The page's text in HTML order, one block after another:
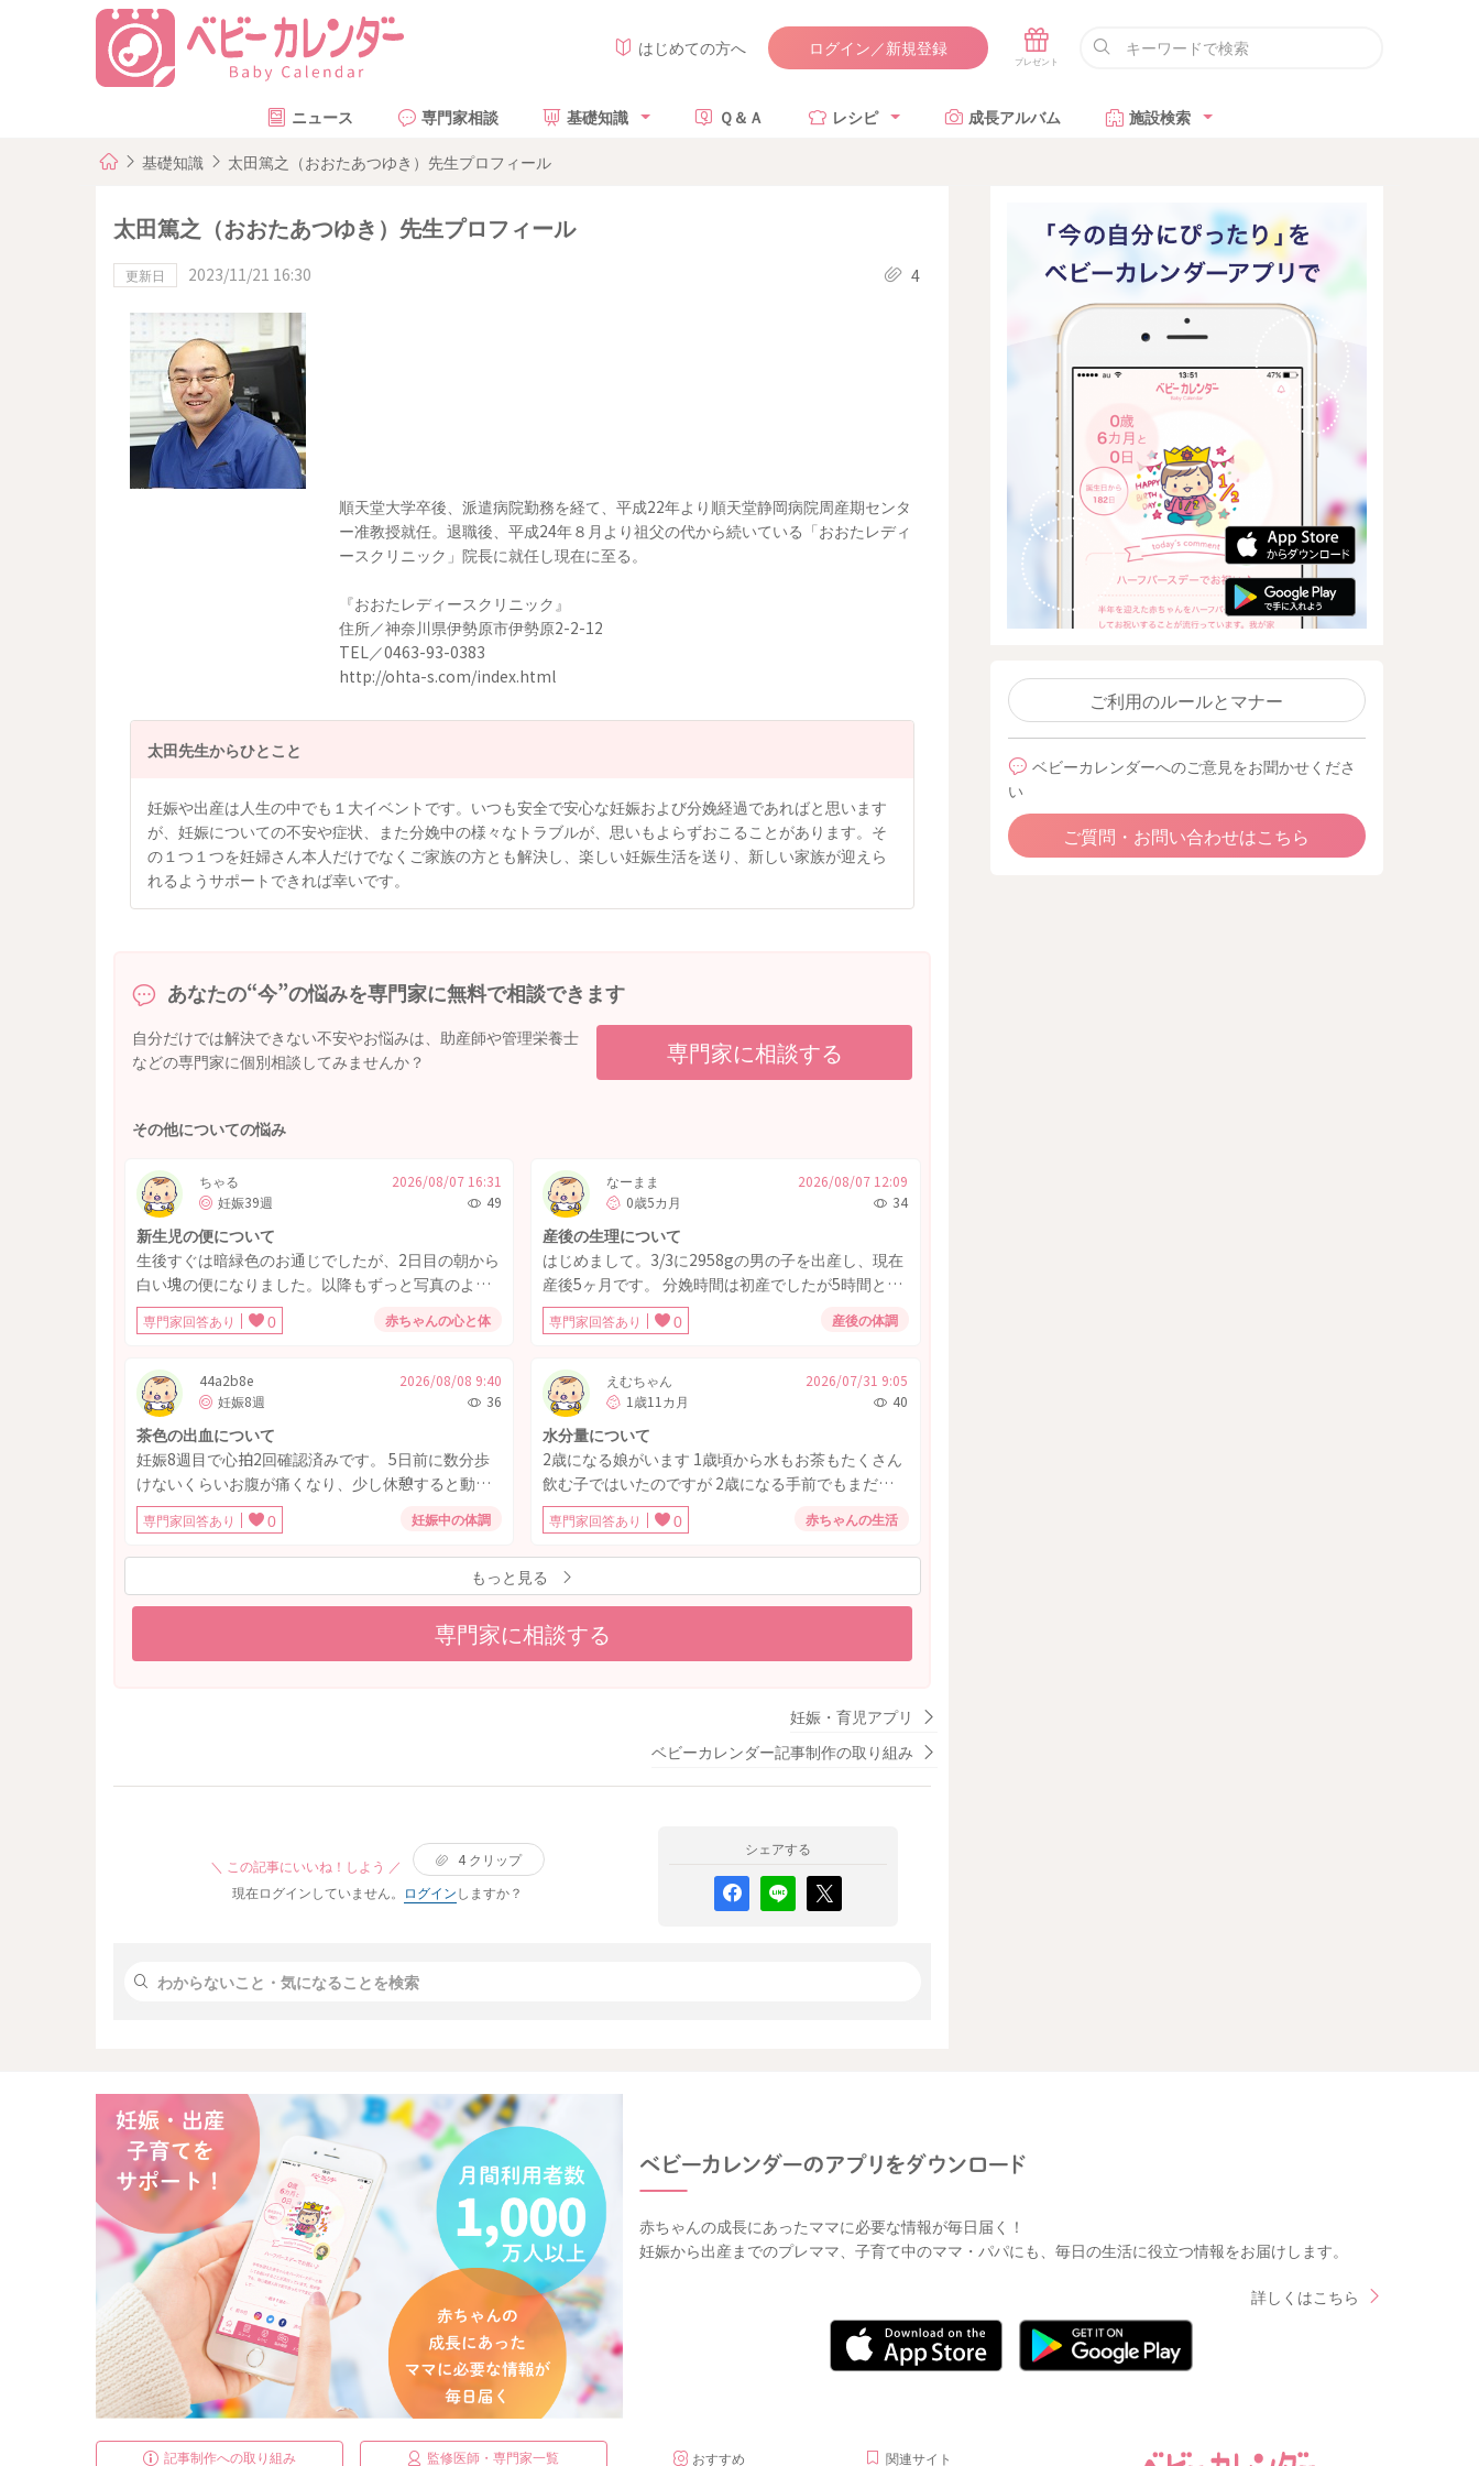
はじめての方へ ログイン／新規登録
ニュース 専門家相談 基礎知識 Ｑ＆Ａ レシピ 成長アルバム 施設検索
基礎知識 太田篤之（おおたあつゆき）先生プロフィール
太田篤之（おおたあつゆき）先生プロフィール
更新日 2023/11/21 16:30 4
順天堂大学卒後、派遣病院勤務を経て、平成22年より順天堂静岡病院周産期センタ
ー准教授就任。退職後、平成24年８月より祖父の代から続いている「おおたレディ
ースクリニック」院長に就任し現在に至る。
『おおたレディースクリニック』
住所／神奈川県伊勢原市伊勢原2-2-12
TEL／0463-93-0383
http://ohta-s.com/index.html
太田先生からひとこと
妊娠や出産は人生の中でも１大イベントです。いつも安全で安心な妊娠および分娩経過であればと思います
が、妊娠についての不安や症状、また分娩中の様々なトラブルが、思いもよらずおこることがあります。そ
の１つ１つを妊婦さん本人だけでなくご家族の方とも解決し、楽しい妊娠生活を送り、新しい家族が迎えら
れるようサポートできれば幸いです。
あなたの“今”の悩みを専門家に無料で相談できます
自分だけでは解決できない不安やお悩みは、助産師や管理栄養士
などの専門家に個別相談してみませんか？
専門家に相談する
その他についての悩み
ちゃる
妊娠39週
2026/08/07 16:31
49
新生児の便について
生後すぐは暗緑色のお通じでしたが、2日目の朝から
白い塊の便になりました。以降もずっと写真のよう
な便が出ています。胆道閉鎖症なのではないかと不
安に感じています。尿は特に濃くはなっておりませ
かない状況です。
専門家回答あり 0 赤ちゃんの心と体
なーまま
0歳5カ月
2026/08/07 12:09
34
産後の生理について
はじめまして。3/3に2958gの男の子を出産し、現在
産後5ヶ月です。 分娩時間は初産でしたが5時間とス
ピード安産でした。産後から完母です。悪露は1ヶ月
少し続きましたが、2週間後にまた出血し、生理にし
が何回も続いたので産後3ヶ月頃に婦人科を受診。初
めは「授乳中なら生理じゃないはずだから悪露の残
りなんじゃないか」と言われ様子を見てましたが1ヶ
月後にまた出血。再度婦人科を受診すると「もしか
すると生理かな。一度ピルを飲んで出血を起こし、
子宮を綺麗にしましょう」と言われ10日間ピルを飲
みました。出血後の受診では「子宮の中は綺麗にな
また出血。量も多かったのでやっぱり生理なのか
な、と思ってたのですが、また2週間後の今日、おり
ものに血が混じり始め、生理がきそうな様子です。
妊娠前の生理周期は28日前後でした。2週間ごとに生
専門家回答あり 0 産後の体調
44a2b8e
妊娠8週
2026/08/08 9:40
36
茶色の出血について
妊娠8週目で心拍2回確認済みです。 5日前に数分歩
けないくらいお腹が痛くなり、少し休憩すると動け
るようになりましたが、その翌日から茶色いおりも
のがたまりません。 4日続いた今日は、さらさらの
茶色っぽい血がおりものシートで受け止められるギ
リギリの量くらいが一気に出てきました。 2週間ま
え、10日くらい前も1〜2日茶おりが出ていて、 その
際は病院の先生に大丈夫と言われたのですが、 今回
のようにおりものというより出血でも様子見で良い
専門家回答あり 0 妊娠中の体調
えむちゃん
1歳11カ月
2026/07/31 9:05
40
水分量について
2歳になる娘がいます 1歳頃から水もお茶もたくさん
飲む子ではいたのですが 2歳になる手前でもまだま
だたくさん飲んでいます。 保育園でも他の子達より
飲む量が多くおしっこもパンパンになってたまに漏
れてしまうと言われました。 夏だしなと思う反面他
の子より多いというのが不安になりました。 飲み物
は食事中はご飯に集中しており 食べた後、寝る前、
遊んだあとなどに飲むことが多いのですが病気や糖
尿病とかもありうるのか不安に思っています。小児
専門家回答あり 0 赤ちゃんの生活
もっと見る
専門家に相談する
妊娠・育児アプリ
ベビーカレンダー記事制作の取り組み
＼ この記事にいいね！しよう ／ 4 クリップ
現在ログインしていません。
ログインしますか？
シェアする
ご利用のルールとマナー
ベビーカレンダーへのご意見をお聞かせくださ
い
ご質問・お問い合わせはこちら
赤ちゃんの成長にあったママに必要な情報が毎日届く！
妊娠から出産までのプレママ、子育て中のママ・パパにも、毎日の生活に役立つ情報をお届けします。
詳しくはこちら
記事制作への取り組み 監修医師・専門家一覧 おすすめ 関連サイト